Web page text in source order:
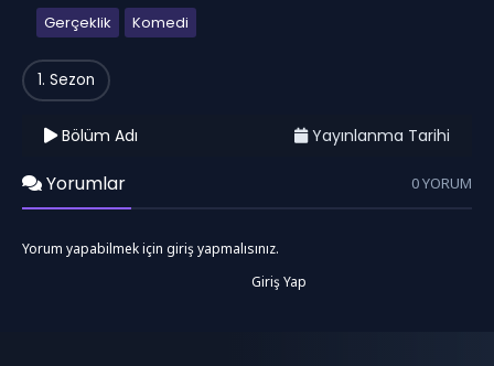
Gerçeklik Komedi
1. Sezon
Bölüm Adı Yayınlanma Tarihi
Yorumlar 0 YORUM
Yorum yapabilmek için giriş yapmalısınız.
Giriş Yap